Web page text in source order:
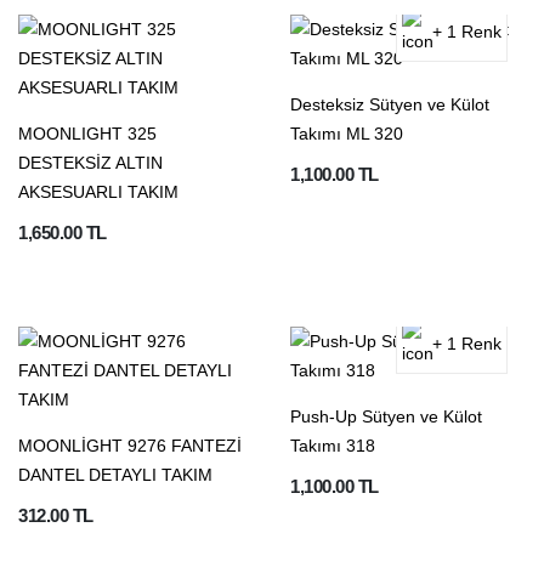
MOONLIGHT 325
DESTEKSİZ ALTIN
AKSESUARLI TAKIM
1,650.00 TL
+ 1 Renk
Desteksiz Sütyen ve Külot
Takımı ML 320
1,100.00 TL
MOONLİGHT 9276 FANTEZİ
DANTEL DETAYLI TAKIM
312.00 TL
+ 1 Renk
Push-Up Sütyen ve Külot
Takımı 318
1,100.00 TL